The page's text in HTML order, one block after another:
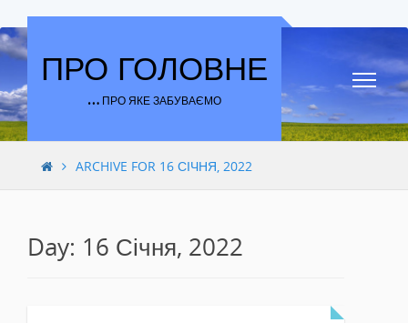
Skip to content
ПРО ГОЛОВНЕ
… ПРО ЯКЕ ЗАБУВАЄМО
ARCHIVE FOR 16 СІЧНЯ, 2022
Day: 16 Січня, 2022